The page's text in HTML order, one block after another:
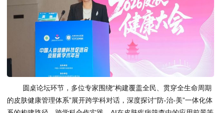
圆桌论坛环节，多位专家围绕“构建覆盖全民、贯穿全生命周期
的皮肤健康管理体系”展开跨学科对话，深度探讨“防-治-美”一体化体